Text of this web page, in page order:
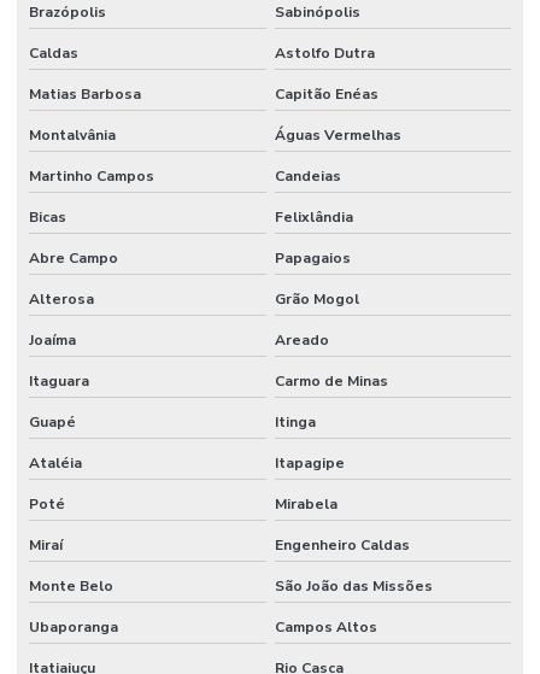
Serviço de manutenção
Serviço de manutenção industrial
Serviço de montagem industrial
Serviços De Manutenção Predial De Qualidade
Serviços De Manutenção Preventiva
Serviços de facilities para empresas
Serviços de gestão de ativos industriais
Serviços de gestão de ativos e manutenção
Serviços de manutenção industrial e corporativa
Serviços de manutenção preventiva industrial
Serviços de mão de obra
Serviços de mão de obra terceirizada
Serviços Profissionais De Manutenção Preventiva
Brazópolis Sabinópolis
Caldas Astolfo Dutra
Matias Barbosa Capitão Enéas
Montalvânia Águas Vermelhas
Martinho Campos Candeias
Bicas Felixlândia
Abre Campo Papagaios
Alterosa Grão Mogol
Joaíma Areado
Itaguara Carmo de Minas
Guapé Itinga
Ataléia Itapagipe
Poté Mirabela
Miraí Engenheiro Caldas
Monte Belo São João das Missões
Ubaporanga Campos Altos
Itatiaiuçu Rio Casca